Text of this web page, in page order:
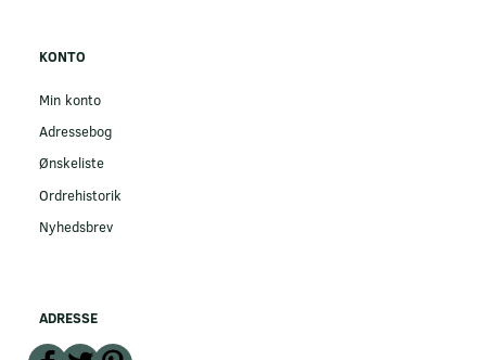
KONTO
Min konto
Adressebog
Ønskeliste
Ordrehistorik
Nyhedsbrev
ADRESSE